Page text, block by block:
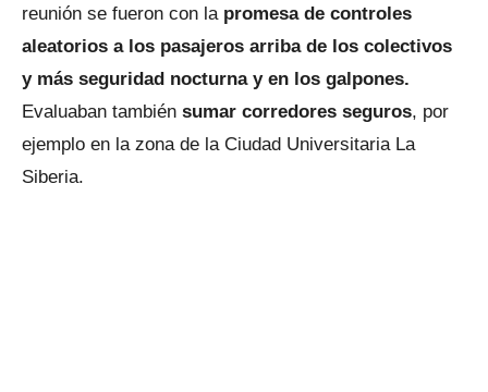
reunión se fueron con la promesa de controles
aleatorios a los pasajeros arriba de los colectivos
y más seguridad nocturna y en los galpones.
Evaluaban también sumar corredores seguros, por
ejemplo en la zona de la Ciudad Universitaria La
Siberia.